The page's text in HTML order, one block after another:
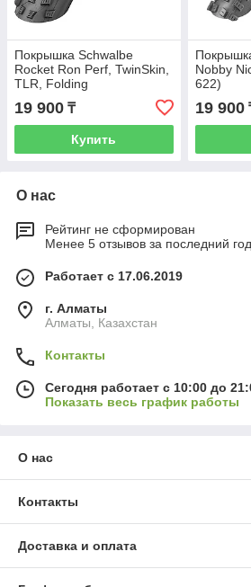
Покрышка Schwalbe
Rocket Ron Perf, TwinSkin,
TLR, Folding
19 900 ₸
Купить
Nobby
622)
19 900
О нас
Рейтинг не сформирован
Менее 5 отзывов за последний год
Работает с 17.06.2019
г. Алматы
Алматы, Казахстан
Контакты
Сегодня работает с 10:00 до
Показать весь график работы
О нас
Контакты
Доставка и оплата